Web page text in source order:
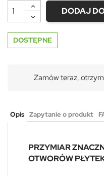
DODAJ
DOSTĘPNE
Zamów teraz,
Opis Zapytanie o produkt
PRZYMIAR
OTWORÓW